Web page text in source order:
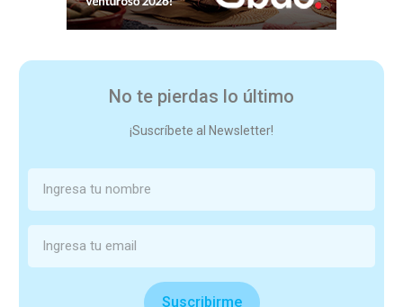
No te pierdas lo último
¡Suscríbete al Newsletter!
Suscribirme